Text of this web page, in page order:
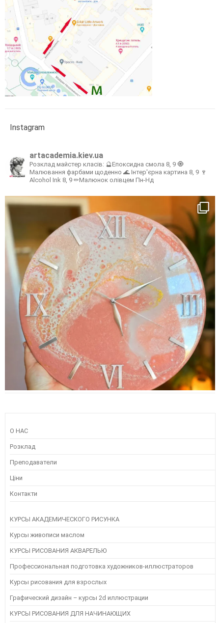
Instagram
artacademia.kiev.ua
Розклад майстер класів: 🔮Епоксидна смола 8, 9 🧿
Малювання фарбами щоденно 🌊 Інтер'єрна картина 8, 9 🍷
Alcohol Ink 8, 9 ✏Малюнок олівцем Пн-Нд
О НАС
Розклад
Преподаватели
Ціни
Контакти
КУРСЫ АКАДЕМИЧЕСКОГО РИСУНКА
Курсы живописи маслом
КУРСЫ РИСОВАНИЯ АКВАРЕЛЬЮ
Профессиональная подготовка художников-иллюстраторов
Курсы рисования для взрослых
Графический дизайн – курсы 2d иллюстрации
КУРСЫ РИСОВАНИЯ ДЛЯ НАЧИНАЮЩИХ